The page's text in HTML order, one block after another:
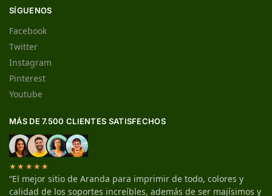
SÍGUENOS
Facebook
Twitter
Instagram
Pinterest
Youtube
MÁS DE 7.500 CLIENTES SATISFECHOS
★★★★★
“El mejor sitio de Aranda para imprimir de todo, colores y
calidad de los soportes increíbles, además de ser majísimos y